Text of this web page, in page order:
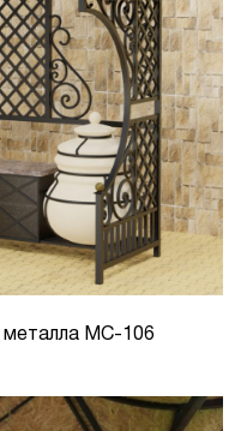
металла МС-106